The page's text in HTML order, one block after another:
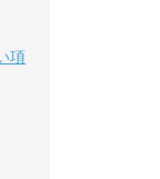
項